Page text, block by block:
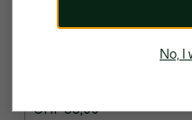
CHF 55,00
No, I